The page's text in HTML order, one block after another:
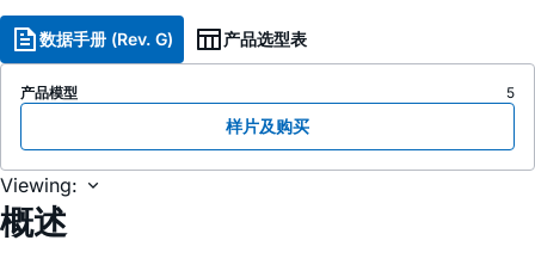
数据手册 (Rev. G) 产品选型表
产品模型 5
样片及购买
Viewing:
概述